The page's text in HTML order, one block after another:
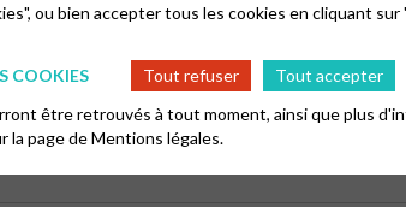
LE 16 AOÛT, LE CULTE EST AU CHÂTEAU
16/08/2026 10h30
ou bien accepter tous les cookies en cliquant
COOKIES
Tout refuser
Tout accepter
être retrouvés à tout moment, ainsi que plus
la page deMentions légales.